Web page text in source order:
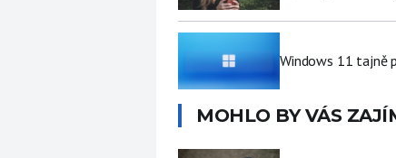
Windows 11 tajně
MOHLO BY VÁS